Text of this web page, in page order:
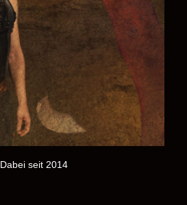
Dabei seit 2014